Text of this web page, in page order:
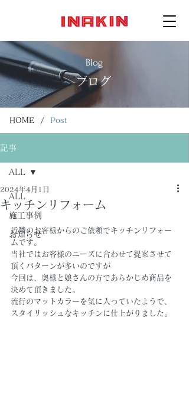
Blog
ブログ
HOME / Post
記事
ALL
施工事例
お知らせ
ALL
キッチンリフォーム
2024年4月1日
近隣のお客様からのご依頼でキッチンリフォー
ムです。
当社ではお客様のニーズに合わせて提案させて
頂くパターンが多いのですが
今回は、奥様と娘さんの方であらかじめ商品を
決めて頂きました。
流行のマットカラーを気に入っていたようで、
スタイリッシュなキッチンに仕上がりました。